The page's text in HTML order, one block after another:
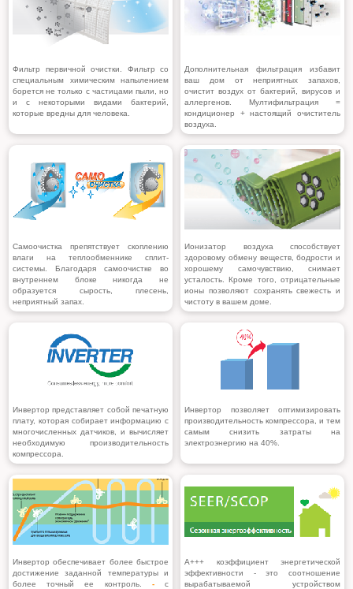
Фильтр первичной очистки. Фильтр со
специальным химическим напылением
борется не только с частицами пыли, но
и с некоторыми видами бактерий,
которые вредны для человека.
Дополнительная фильтрация избавит
ваш дом от неприятных запахов,
очистит воздух от бактерий, вирусов и
аллергенов. Мултифильтрация =
кондиционер + настоящий очиститель
воздуха.
Самоочистка препятствует скоплению
влаги на теплообменнике сплит-
системы. Благодаря самоочистке во
внутреннем блоке никогда не
образуется сырость, плесень,
неприятный запах.
Ионизатор воздуха способствует
здоровому обмену веществ, бодрости и
хорошему самочувствию, снимает
усталость. Кроме того, отрицательные
ионы позволяют сохранять свежесть и
чистоту в вашем доме.
Инвертор представляет собой печатную
плату, которая собирает информацию с
многочисленных датчиков, и вычисляет
необходимую производительность
компрессора.
Инвертор позволяет оптимизировать
производительность компрессора, и тем
самым снизить затраты на
электроэнергию на 40%.
Инвертор обеспечивает более быстрое
достижение заданной температуры и
более точный ее контроль. -с
A+++ коэффициент энергетической
эффективности - это соотношение
вырабатываемой устройством